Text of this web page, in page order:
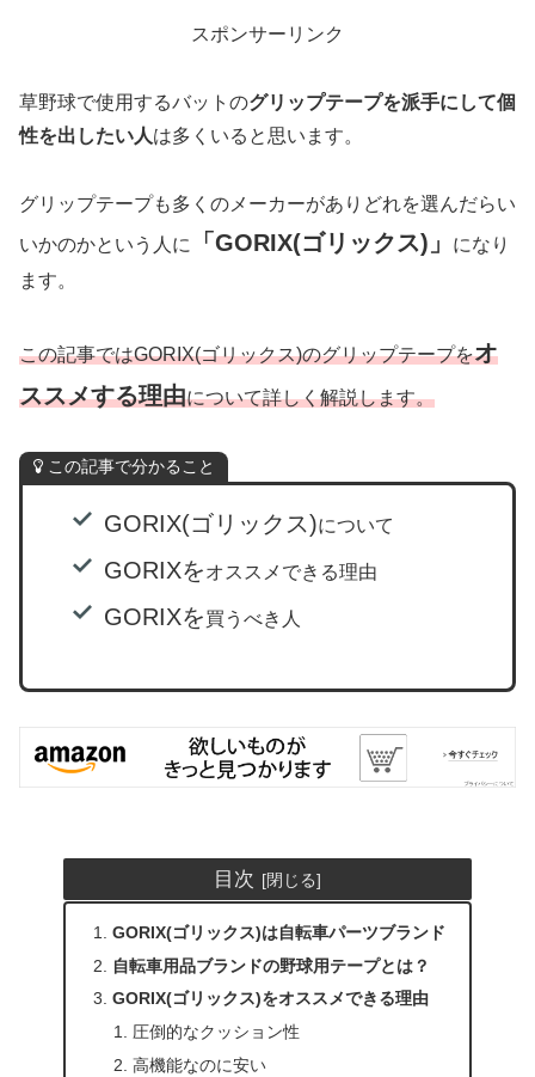
スポンサーリンク
草野球で使用するバットのグリップテープを派手にして個
性を出したい人は多くいると思います。
グリップテープも多くのメーカーがありどれを選んだらい
いかのかという人に
「GORIX(ゴリックス)」
になり
ます。
この記事ではGORIX(ゴリックス)のグリップテープをオ
ススメする理由について詳しく解説します。
この記事で分かること
GORIX(ゴリックス)について
GORIXをオススメできる理由
GORIXを買うべき人
目次
GORIX(ゴリックス)は自転車パーツブランド
自転車用品ブランドの野球用テープとは？
GORIX(ゴリックス)をオススメできる理由
圧倒的なクッション性
高機能なのに安い